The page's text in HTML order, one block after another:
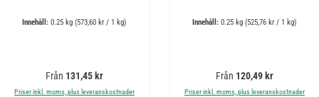
Innehåll: 0.25 kg (573,60 kr / 1 kg)
Ordinarie pris:
Från 131,45 kr
Priser inkl. moms, plus leveranskostnader
Innehåll: 0.25 kg (525,76 kr / 1 kg)
Ordinarie pris:
Från 120,49 kr
Priser inkl. moms, plus leveranskostnader